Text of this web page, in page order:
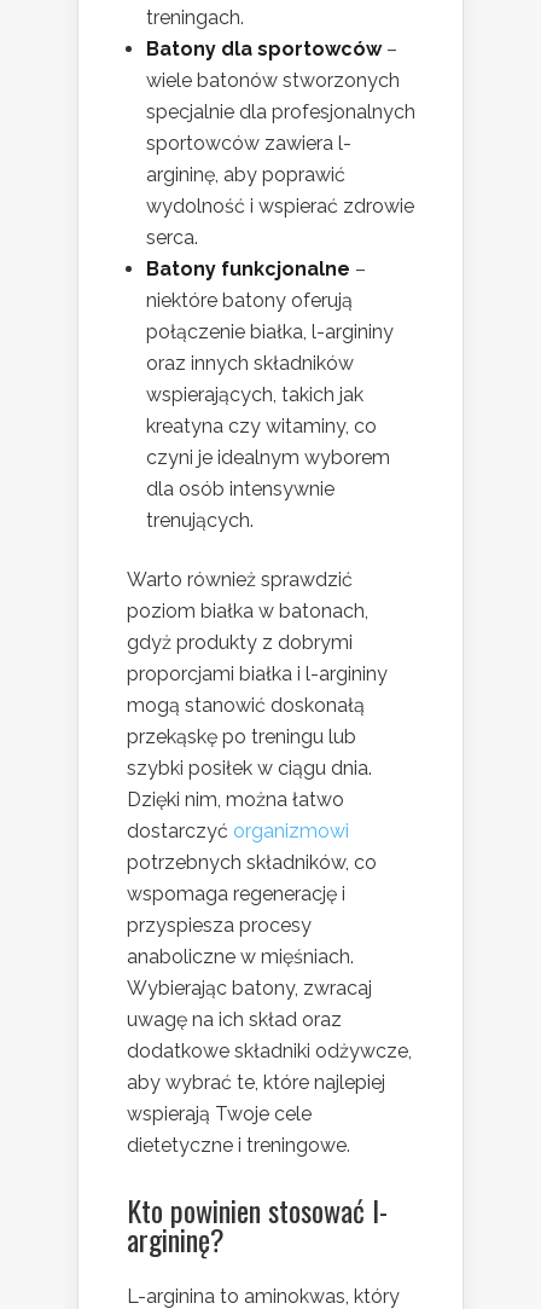
treningach.
Batony dla sportowców–
wiele batonów stworzonych
specjalnie dla profesjonalnych
sportowców zawiera l-
argininę, aby poprawić
wydolność i wspierać zdrowie
serca.
Batony funkcjonalne –
niektóre batony oferują
połączenie białka, l-argininy
oraz innych składników
wspierających, takich jak
kreatyna czy witaminy, co
czyni je idealnym wyborem
dla osób intensywnie
trenujących.
Warto również sprawdzić
poziom białka w batonach,
gdyż produkty z dobrymi
proporcjami białka i l-argininy
mogą stanowić doskonałą
przekąskę po treningu lub
szybki posiłek w ciągu dnia.
Dzięki nim, można łatwo
dostarczyć organizmowi
potrzebnych składników, co
wspomaga regenerację i
przyspiesza procesy
anaboliczne w mięśniach.
Wybierając batony, zwracaj
uwagę na ich skład oraz
dodatkowe składniki odżywcze,
aby wybrać te, które najlepiej
wspierają Twoje cele
dietetyczne i treningowe.
Kto powinien stosować l-
argininę?
L-arginina to aminokwas, który